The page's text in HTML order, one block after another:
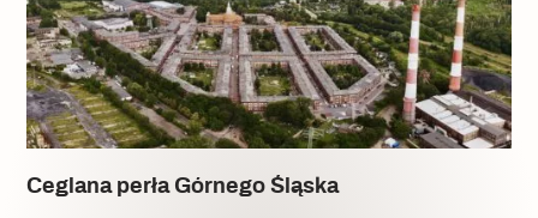
Ceglana perła Górnego Śląska